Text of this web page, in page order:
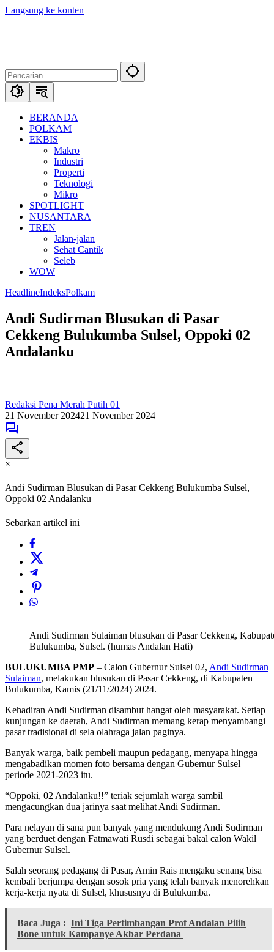
Langsung ke konten
BERANDA
POLKAM
EKBIS
Makro
Industri
Properti
Teknologi
Mikro
SPOTLIGHT
NUSANTARA
TREN
Jalan-jalan
Sehat Cantik
Seleb
WOW
HeadlineIndeksPolkam
Andi Sudirman Blusukan di Pasar
Cekkeng Bulukumba Sulsel, Oppoki 02
Andalanku
Redaksi Pena Merah Putih 01
21 November 202421 November 2024
×
Andi Sudirman Blusukan di Pasar Cekkeng Bulukumba Sulsel,
Oppoki 02 Andalanku
Sebarkan artikel ini
Andi Sudirman Sulaiman blusukan di Pasar Cekkeng,
Bulukumba, Sulsel. (humas Andalan Hati)
BULUKUMBA PMP – Calon Gubernur Sulsel 02, Andi Sudirman
Sulaiman, melakukan blusukan di Pasar Cekkeng, di Kabupaten
Bulukumba, Kamis (21/11/2024) 2024.
Kehadiran Andi Sudirman disambut hangat oleh masyarakat. Setiap
kunjungan ke daerah, Andi Sudirman memang kerap menyambangi
pasar tradisional di sela olahraga jalan paginya.
Banyak warga, baik pembeli maupun pedagang, menyapa hingga
mengabadikan momen foto bersama dengan Gubernur Sulsel
periode 2021-2023 itu.
“Oppoki, 02 Andalanku!!” teriak sejumlah warga sambil
mengacungkan dua jarinya saat melihat Andi Sudirman.
Para nelayan di sana pun banyak yang mendukung Andi Sudirman
yang berduet dengan Fatmawati Rusdi sebagai bakal calon Wakil
Gubernur Sulsel.
Salah seorang pedagang di Pasar, Amin Rais mengaku senang bisa
kembali berjumpa dengan sosok pria yang telah banyak menorehkan
kerja-kerja nyata di Sulsel, khususnya di Bulukumba.
Baca Juga : Ini Tiga Pertimbangan Prof Andalan Pilih
Bone untuk Kampanye Akbar Perdana